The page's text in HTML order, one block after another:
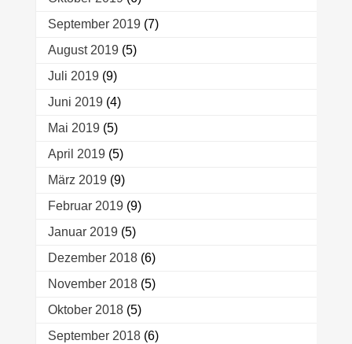
September 2019(7)
August 2019(5)
Juli 2019(9)
Juni 2019(4)
Mai 2019(5)
April 2019(5)
März 2019(9)
Februar 2019(9)
Januar 2019(5)
Dezember 2018(6)
November 2018(5)
Oktober 2018(5)
September 2018(6)